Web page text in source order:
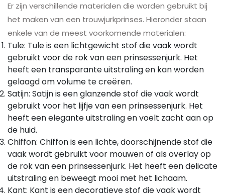
Er zijn verschillende materialen die worden gebruikt bij
het maken van een trouwjurkprinses. Hieronder staan
enkele van de meest voorkomende materialen:
Tule: Tule is een lichtgewicht stof die vaak wordt
gebruikt voor de rok van een prinsessenjurk. Het
heeft een transparante uitstraling en kan worden
gelaagd om volume te creëren.
Satijn: Satijn is een glanzende stof die vaak wordt
gebruikt voor het lijfje van een prinsessenjurk. Het
heeft een elegante uitstraling en voelt zacht aan op
de huid.
Chiffon: Chiffon is een lichte, doorschijnende stof die
vaak wordt gebruikt voor mouwen of als overlay op
de rok van een prinsessenjurk. Het heeft een delicate
uitstraling en beweegt mooi met het lichaam.
Kant: Kant is een decoratieve stof die vaak wordt